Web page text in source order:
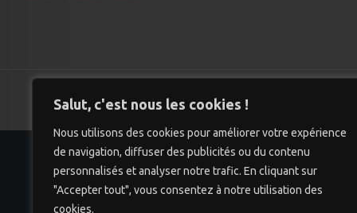
Salut, c'est nous les cookies !
Nous utilisons des cookies pour améliorer votre expérience
de navigation, diffuser des publicités ou du contenu
personnalisés et analyser notre trafic. En cliquant sur
"Accepter tout", vous consentez à notre utilisation des
cookies.
©